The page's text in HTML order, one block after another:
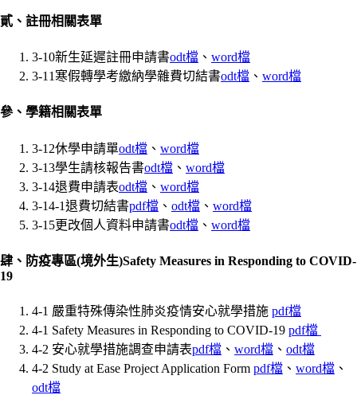
貳、註冊相關表單
3-10新生延遲註冊申請書odt檔 、 word檔
3-11寒假轉學考繳納學雜費切結書odt檔 、 word檔
參、學籍相關表單
3-12休學申請單odt檔 、 word檔
3-13學生請核報告書odt檔 、 word檔
3-14退費申請表odt檔 、 word檔
3-14-1退費切結書pdf檔 、 odt檔 、 word檔
3-15更改個人資料申請書odt檔 、 word檔
肆、防疫專區(境外生)Safety Measures in Responding to COVID-
19
4-1 嚴重特殊傳染性肺炎疫情安心就學措施 pdf檔
4-1 Safety Measures in Responding to COVID-19 pdf檔
4-2 安心就學措施調查申請表pdf檔 、 word檔 、 odt檔
4-2 Study at Ease Project Application Form pdf檔 、 word檔 、
odt檔